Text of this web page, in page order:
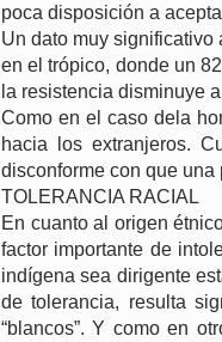
poca disposición a
Un dato muy
en el trópico, donde un
la resistencia disminuye
Como en el caso dela
hacia los extranjeros.
disconforme con que
TOLERANCIA RACIAL
En cuanto al origen
factor importante de
indígena sea dirigente
de tolerancia, resulta
“blancos”. Y como en